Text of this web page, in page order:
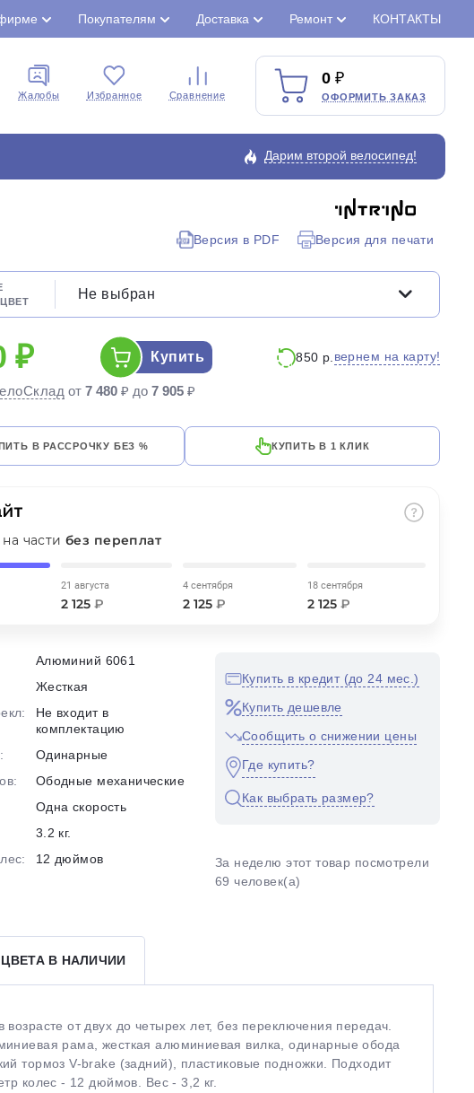
Покупателям Доставка Ремонт КОНТАКТЫ
Жалобы Избранное Сравнение
0
ОФОРМИТЬ ЗАКАЗ
Дарим второй велосипед!
Версия в PDF Версия для печати
Не выбран
₽ Купить 850 р. вернем на карту!
от7 480 ₽ до7 905 ₽
В РАССРОЧКУ БЕЗ % КУПИТЬ В 1 КЛИК
на частибез переплат
21 августа
2 125 ₽
4 сентября
2 125₽
18 сентября
2 125 ₽
Алюминий 6061
Жесткая
Не входит в
комплектацию
Одинарные
Ободные механические
Одна скорость
3.2 кг.
12 дюймов
Купить в кредит (до 24 мес.)
Купить дешевле
Сообщить о снижении цены
Где купить?
Как выбрать размер?
За неделю этот товар посмотрели
69 человек(а)
ЦВЕТА В НАЛИЧИИ
от двух до четырех лет, без переключения передач.
рама, жесткая алюминиевая вилка, одинарные обода
тормоз V-brake (задний), пластиковые подножки. Подходит
колес - 12 дюймов. Вес - 3,2 кг.